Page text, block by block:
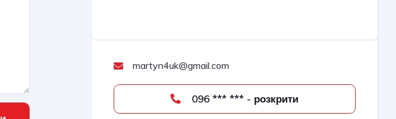
martyn4uk@gmail.com
096 *** *** - розкрити